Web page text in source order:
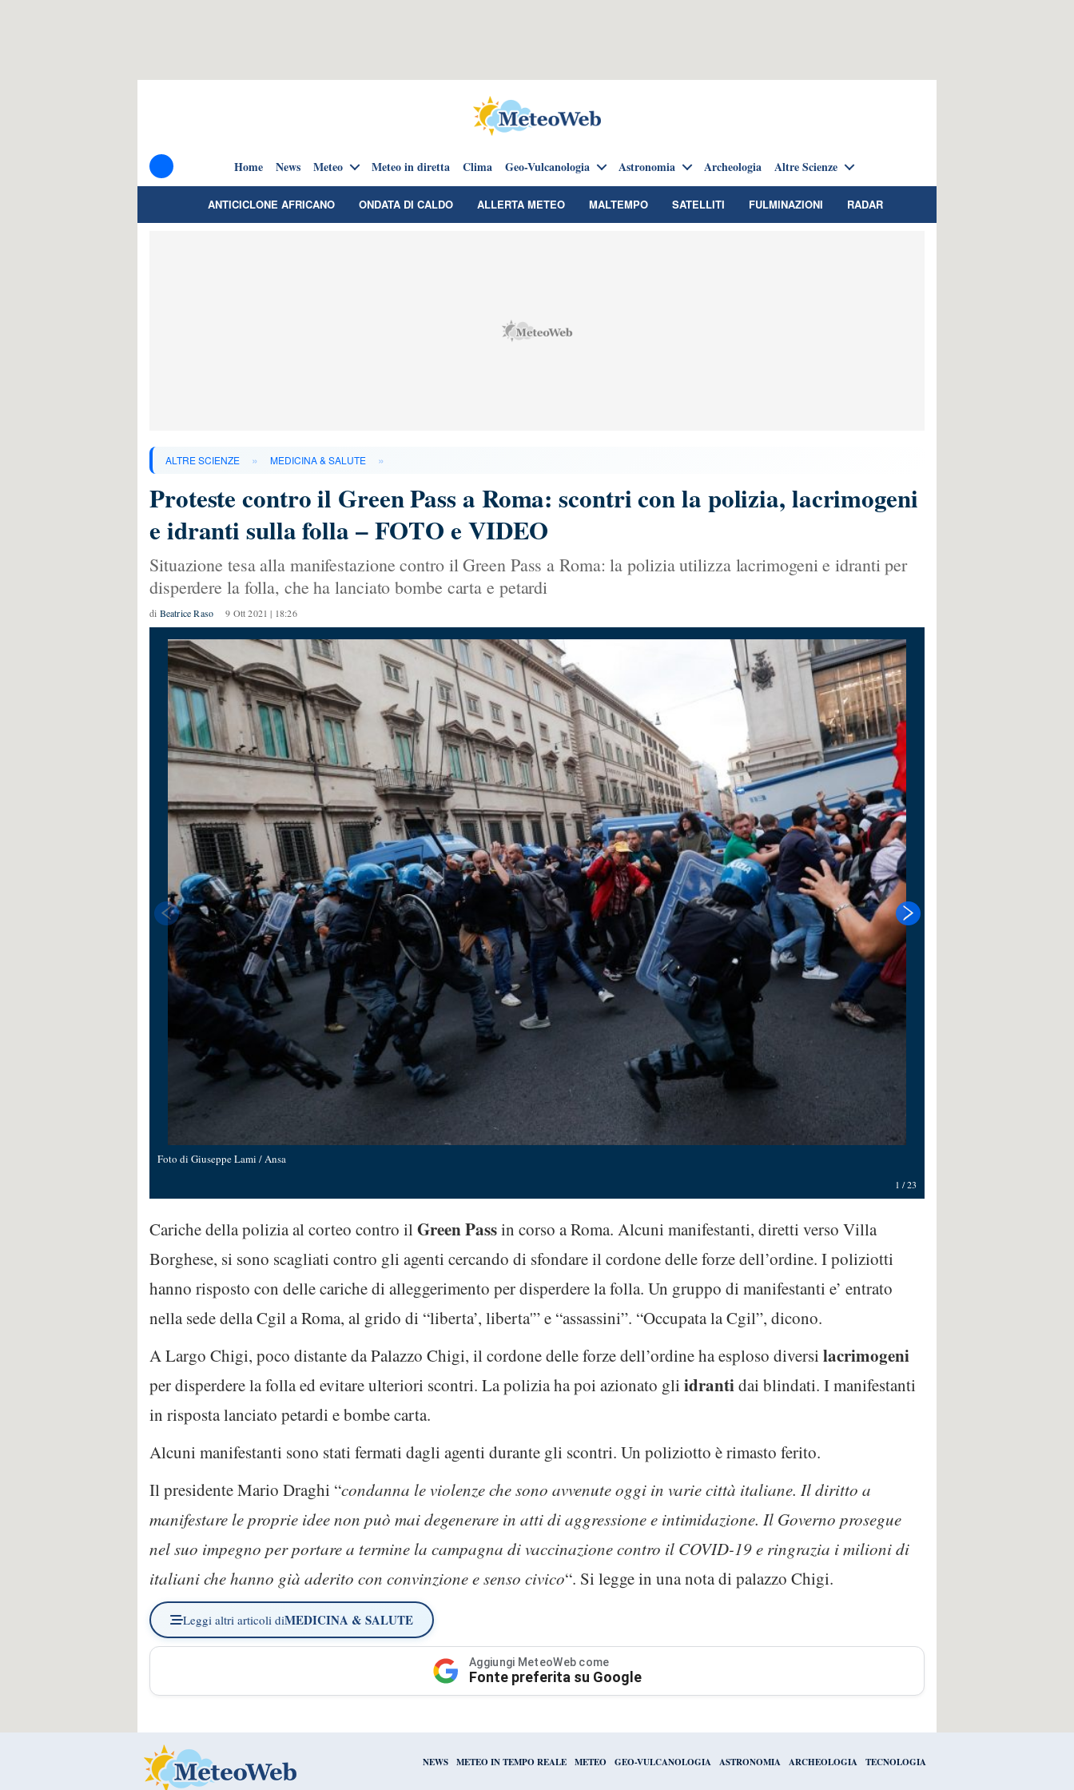
Home News Meteo Meteo in diretta Clima Geo-Vulcanologia Astronomia Archeologia Altre Scienze
ANTICICLONE AFRICANO ONDATA DI CALDO ALLERTA METEO MALTEMPO SATELLITI FULMINAZIONI RADAR
ALTRE SCIENZE » MEDICINA & SALUTE »
Proteste contro il Green Pass a Roma: scontri con la polizia, lacrimogeni
e idranti sulla folla – FOTO e VIDEO
Situazione tesa alla manifestazione contro il Green Pass a Roma: la polizia utilizza lacrimogeni e idranti per
disperdere la folla, che ha lanciato bombe carta e petardi
di Beatrice Raso 9 Ott 2021 | 18:26
Foto di Giuseppe Lami / Ansa
1 /23
Cariche della polizia al corteo contro ilGreen Passin corso a Roma. Alcuni manifestanti, diretti verso Villa
Borghese, si sono scagliati contro gli agenti cercando di sfondare il cordone delle forze dell’ordine. I poliziotti
hanno risposto con delle cariche di alleggerimento per disperdere la folla. Un gruppo di manifestanti e’ entrato
nella sede della Cgil a Roma, al grido di “liberta’, liberta'” e “assassini”. “Occupata la Cgil”, dicono.
A Largo Chigi, poco distante da Palazzo Chigi, il cordone delle forze dell’ordine ha esploso diversi lacrimogeni
per disperdere la folla ed evitare ulteriori scontri. La polizia ha poi azionato gli idrantidai blindati. I manifestanti
in risposta lanciato petardi e bombe carta.
Alcuni manifestanti sono stati fermati dagli agenti durante gli scontri. Un poliziotto è rimasto ferito.
Il presidente Mario Draghi “condanna le violenze che sono avvenute oggi in varie città italiane. Il diritto a
manifestare le proprie idee non può mai degenerare in atti di aggressione e intimidazione. Il Governo prosegue
nel suo impegno per portare a termine la campagna di vaccinazione contro il COVID-19 e ringrazia i milioni di
italiani che hanno già aderito con convinzione e senso civico“. Si legge in una nota di palazzo Chigi.
Leggi altri articoli diMEDICINA & SALUTE
Aggiungi MeteoWeb come
Fonte preferita su Google
NEWS METEO IN TEMPO REALE METEO GEO-VULCANOLOGIA ASTRONOMIA ARCHEOLOGIA TECNOLOGIA